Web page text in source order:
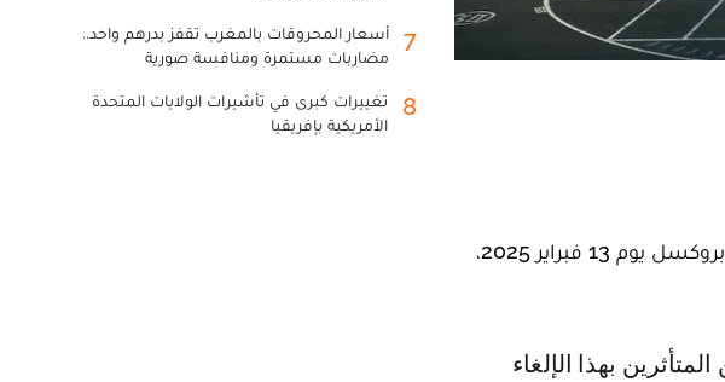
أعلنت شركة الخطوط الملكية المغربية (لارام) عن إلغاء جميع الرحلات الجوية المبرمجة من وإلى بروكسل يوم 13 فبراير 2025،
7
أسعار المحروقات بالمغرب تقفز بدرهم واحد..
مضاربات مستمرة ومنافسة صورية
8
تغييرات كبرى في تأشيرات الولايات المتحدة
الأمريكية بإفريقيا